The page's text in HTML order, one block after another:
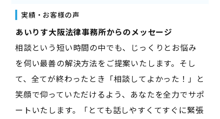
実績・お客様の声
――あいりす大阪法律事務所からのメッセージ――
相談という短い時間の中でも、じっくりとお悩み
を伺い最善の解決方法をご提案いたします。そし
て、全てが終わったとき「相談してよかった！」と
笑顔で仰っていただけるよう、あなたを全力でサポ
ートいたします。「とても話しやすくてすぐに緊張